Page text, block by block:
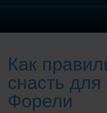
Как
снасть
Форели